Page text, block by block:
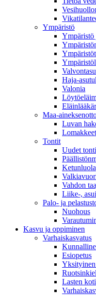
Ympäristö
Ympäristö
Haja-
Valonia
Maa-
Luvan
Tontit
Uudet
Ketunluola
Vahdon
Liike-,
Palo- ja
Nuohous
Kasvu ja oppiminen
Varhaiskasvatus
Esiopetus
Yksityinen
Lasten